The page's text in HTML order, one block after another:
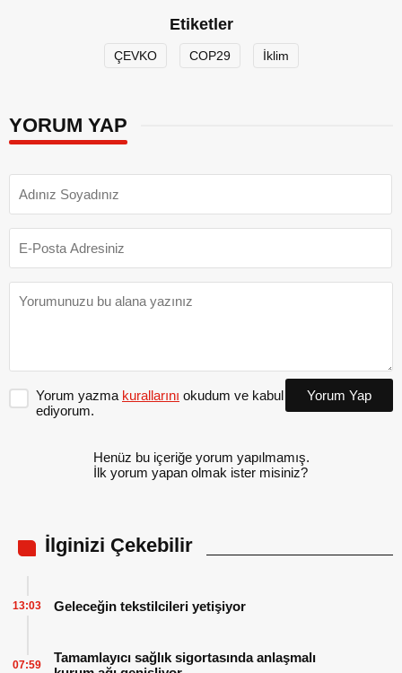
Etiketler
ÇEVKO COP29 İklim
YORUM YAP
Yorum yazma kurallarını okudum ve kabul
ediyorum.
Yorum Yap
Henüz bu içeriğe yorum yapılmamış.
İlk yorum yapan olmak ister misiniz?
İlginizi Çekebilir
Geleceğin tekstilcileri yetişiyor
13:03
Tamamlayıcı sağlık sigortasında anlaşmalı
07:59